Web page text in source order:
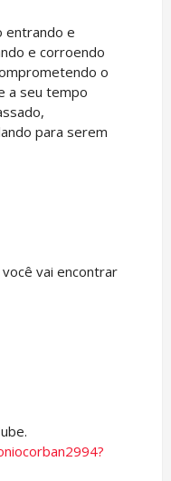
entrando e
e corroendo
o
a seu tempo
para serem
vai encontrar